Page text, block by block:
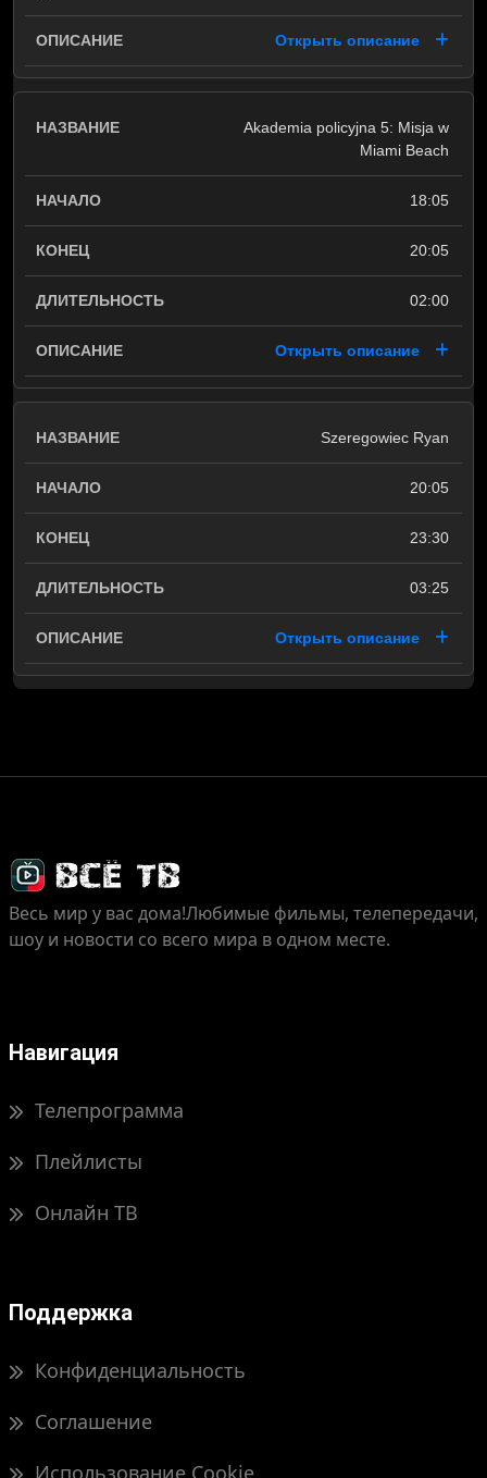
Открыть описание
Akademia policyjna 5: Misja w
Miami Beach
18:05
20:05
02:00
Открыть описание
Szeregowiec Ryan
20:05
23:30
03:25
Открыть описание
Весь мир у вас дома!Любимые фильмы, телепередачи,
шоу и новости со всего мира в одном месте.
Навигация
Телепрограмма
Плейлисты
Онлайн ТВ
Поддержка
Конфиденциальность
Соглашение
Использование Cookie